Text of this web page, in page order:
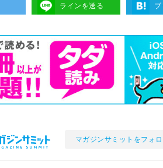
ラインを送る
マガジンサミットをフォ